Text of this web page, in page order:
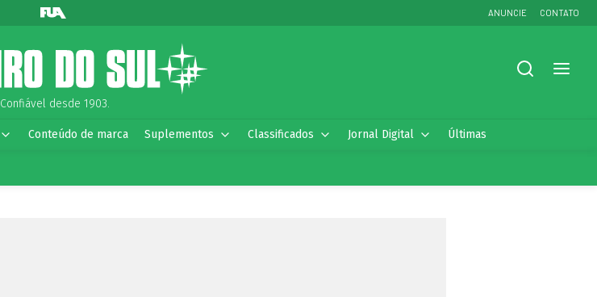
ANUNCIE CONTATO
Confiável desde 1903.
Conteúdo de marca Suplementos Classificados Jornal Digital Últimas